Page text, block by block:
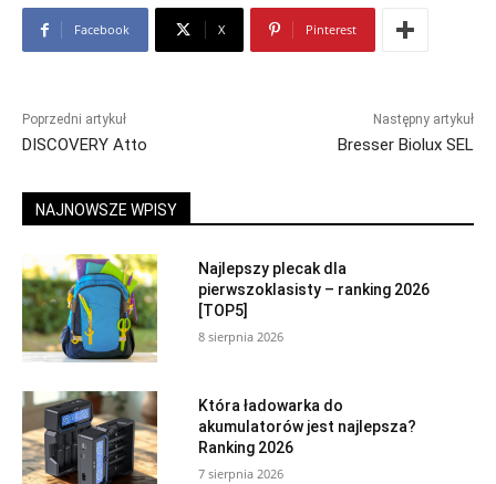
Facebook X Pinterest
Poprzedni artykuł
DISCOVERY Atto
Następny artykuł
Bresser Biolux SEL
NAJNOWSZE WPISY
Najlepszy plecak dla
pierwszoklasisty – ranking 2026
[TOP5]
8 sierpnia 2026
Która ładowarka do
akumulatorów jest najlepsza?
Ranking 2026
7 sierpnia 2026